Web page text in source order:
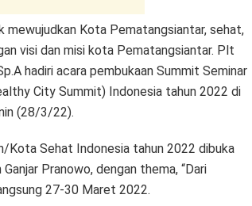
mewujudkan Kota Pematangsiantar, sehat,
visi dan misi kota Pematangsiantar. Plt
hadiri acara pembukaan Summit Seminar
City Summit) Indonesia tahun 2022 di
(28/3/22).
Kota Sehat Indonesia tahun 2022 dibuka
Pranowo, dengan thema, “Dari
27-30 Maret 2022.